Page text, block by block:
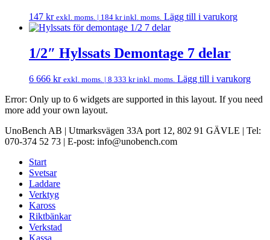
147 kr exkl. moms. | 184 krinkl. moms. Lägg till i varukorg
1/2″ Hylssats Demontage 7 delar
6 666 kr exkl. moms. | 8 333 krinkl. moms. Lägg till i varukorg
Error: Only up to 6 widgets are supported in this layout. If you need
more add your own layout.
UnoBench AB | Utmarksvägen 33A port 12, 802 91 GÄVLE | Tel:
070-374 52 73 | E-post: info@unobench.com
Start
Svetsar
Laddare
Verktyg
Kaross
Riktbänkar
Verkstad
Kassa